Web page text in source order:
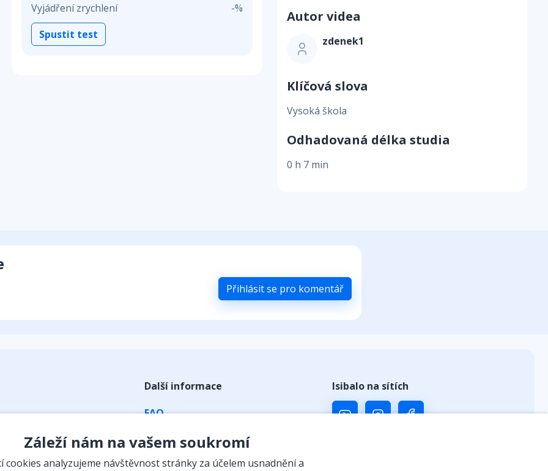
Vyjádření zrychlení
-%
Spustit test
Autor videa
zdenek1
Klíčová slova
Vysoká škola
Odhadovaná délka studia
0 h 7 min
Přihlásit se pro komentář
Další informace
FAQ
Obchodní podmínky
Isibalo na sítích
Záleží nám na vašem soukromí
cookies analyzujeme návštěvnost stránky za účelem usnadnění a